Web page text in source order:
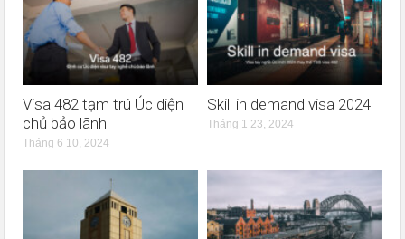
Visa 482 tạm trú Úc diện
chủ bảo lãnh
Tháng 6 10, 2024
Skill in demand visa 2024
Tháng 1 23, 2024